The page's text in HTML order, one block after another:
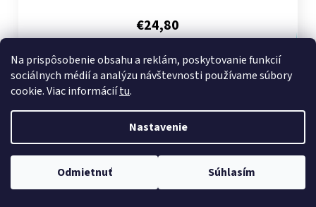
Na prispôsobenie obsahu a reklám, poskytovanie funkcií
sociálnych médií a analýzu návštevnosti používame súbory
cookie. Viac informáciítu.
Nastavenie
Odmietnuť Súhlasím
€24,80
DO KOŠÍKA